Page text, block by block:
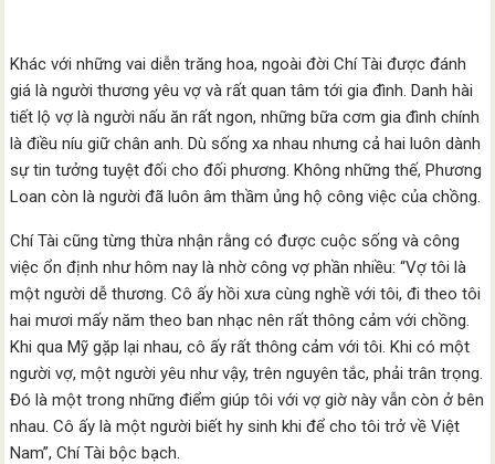
Khác với những vai diễn trăng hoa, ngoài đời Chí Tài được đánh
giá là người thương yêu vợ và rất quan tâm tới gia đình. Danh hài
tiết lộ vợ là người nấu ăn rất ngon, những bữa cơm gia đình chính
là điều níu giữ chân anh. Dù sống xa nhau nhưng cả hai luôn dành
sự tin tưởng tuyệt đối cho đối phương. Không những thế, Phương
Loan còn là người đã luôn âm thầm ủng hộ công việc của chồng.
Chí Tài cũng từng thừa nhận rằng có được cuộc sống và công
việc ổn định như hôm nay là nhờ công vợ phần nhiều: “Vợ tôi là
một người dễ thương. Cô ấy hồi xưa cùng nghề với tôi, đi theo tôi
hai mươi mấy năm theo ban nhạc nên rất thông cảm với chồng.
Khi qua Mỹ gặp lại nhau, cô ấy rất thông cảm với tôi. Khi có một
người vợ, một người yêu như vậy, trên nguyên tắc, phải trân trọng.
Đó là một trong những điểm giúp tôi với vợ giờ này vẫn còn ở bên
nhau. Cô ấy là một người biết hy sinh khi để cho tôi trở về Việt
Nam”, Chí Tài bộc bạch.